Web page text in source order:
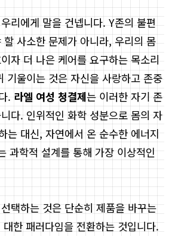
리에게 말을 건넵니다. Y존의 불편
사소한 문제가 아니라, 우리의 몸
자 더 나은 케어를 요구하는 목소리
기울이는 것은 자신을 사랑하고 존중
. 라엘 여성 청결제는 이러한 자기 존
다. 인위적인 화학 성분으로 몸의 자
는 대신, 자연에서 온 순수한 에너지
과학적 설계를 통해 가장 이상적인
택하는 것은 단순히 제품을 바꾸는
한 패러다임을 전환하는 것입니다.